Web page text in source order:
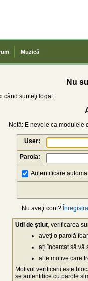
Muzică
Nu
când sunteţi logat.
Notă: E nevoie ca modulele
User:
Parola:
Autentificare
Nu aveţi cont?
Util de știut , verificarea
aveți o parolă
ați încercat să vă
alte motive care
Motivul verificarii este
se autentifice cu parole